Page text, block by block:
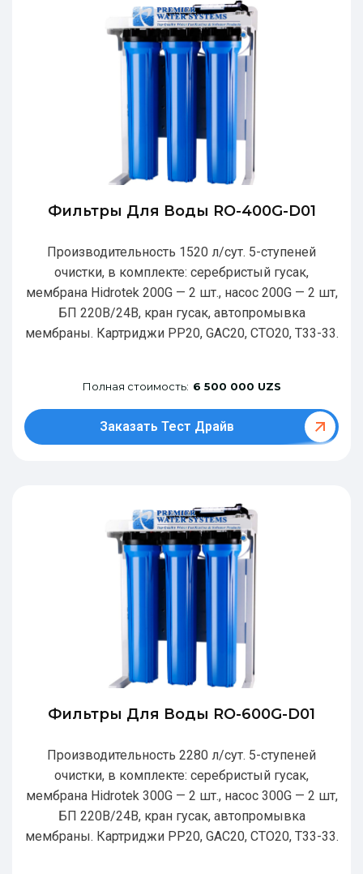
Фильтры Для Воды RO-400G-D01
Производительность 1520 л/сут. 5-ступеней
очистки, в комплекте: серебристый гусак,
мембрана Hidrotek 200G — 2 шт., насос 200G — 2 шт,
БП 220В/24В, кран гусак, автопромывка
мембраны. Картриджи РР20, GAC20, CTO20, T33-33.
Полная стоимость: 6 500 000 UZS
Заказать Тест Драйв
Фильтры Для Воды RO-600G-D01
Производительность 2280 л/сут. 5-ступеней
очистки, в комплекте: серебристый гусак,
мембрана Hidrotek 300G — 2 шт., насос 300G — 2 шт,
БП 220В/24В, кран гусак, автопромывка
мембраны. Картриджи РР20, GAC20, CTO20, T33-33.